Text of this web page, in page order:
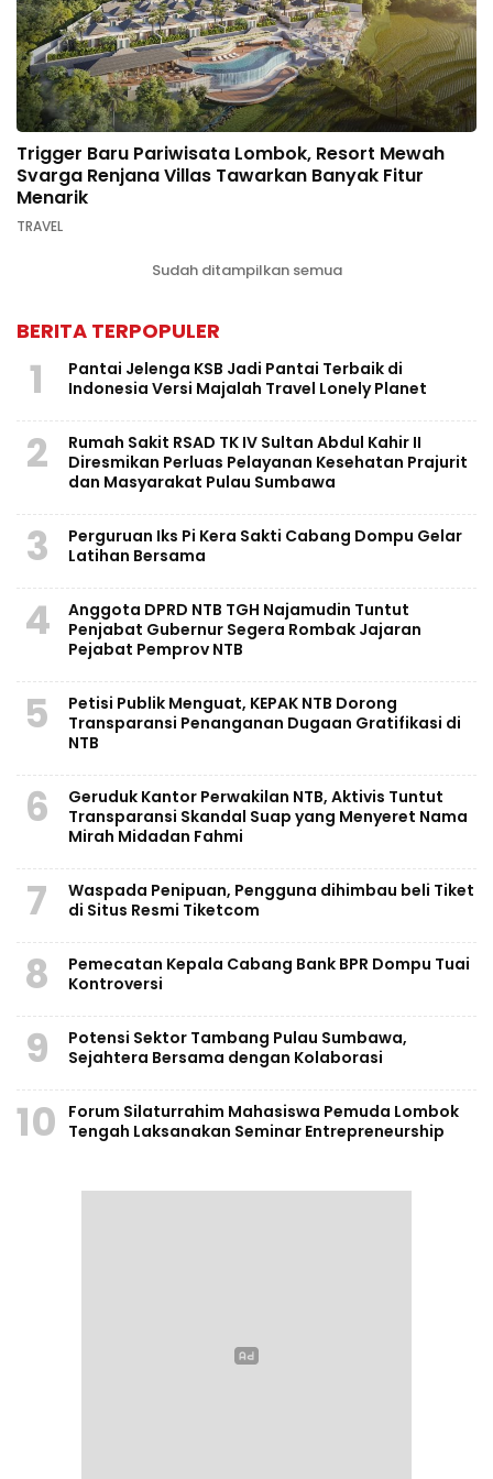
Trigger Baru Pariwisata Lombok, Resort Mewah
Svarga Renjana Villas Tawarkan Banyak Fitur
Menarik
TRAVEL
Sudah ditampilkan semua
BERITA TERPOPULER
1
Pantai Jelenga KSB Jadi Pantai Terbaik di
Indonesia Versi Majalah Travel Lonely Planet
2
Rumah Sakit RSAD TK IV Sultan Abdul Kahir II
Diresmikan Perluas Pelayanan Kesehatan Prajurit
dan Masyarakat Pulau Sumbawa
3
Perguruan Iks Pi Kera Sakti Cabang Dompu Gelar
Latihan Bersama
4
Anggota DPRD NTB TGH Najamudin Tuntut
Penjabat Gubernur Segera Rombak Jajaran
Pejabat Pemprov NTB
5
Petisi Publik Menguat, KEPAK NTB Dorong
Transparansi Penanganan Dugaan Gratifikasi di
NTB
6
Geruduk Kantor Perwakilan NTB, Aktivis Tuntut
Transparansi Skandal Suap yang Menyeret Nama
Mirah Midadan Fahmi
7
Waspada Penipuan, Pengguna dihimbau beli Tiket
di Situs Resmi Tiketcom
8
Pemecatan Kepala Cabang Bank BPR Dompu Tuai
Kontroversi
9
Potensi Sektor Tambang Pulau Sumbawa,
Sejahtera Bersama dengan Kolaborasi
10
Forum Silaturrahim Mahasiswa Pemuda Lombok
Tengah Laksanakan Seminar Entrepreneurship